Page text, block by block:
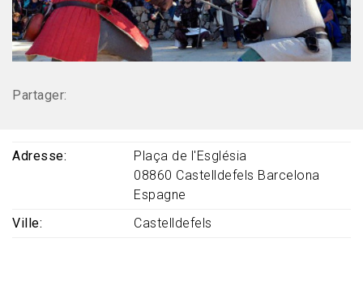
Partager:
Adresse
Plaça de l'Església
08860 Castelldefels Barcelona
Espagne
Ville
Castelldefels